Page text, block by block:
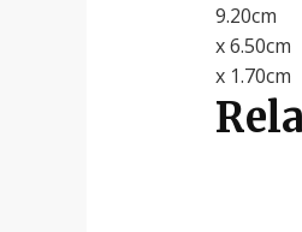
9.20cm
x 6.50cm
x 1.70cm